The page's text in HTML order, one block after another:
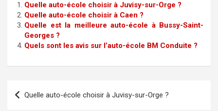
Quelle auto-école choisir à Juvisy-sur-Orge ?
Quelle auto-école choisir à Caen ?
Quelle est la meilleure auto-école à Bussy-Saint-
Georges ?
Quels sont les avis sur l’auto-école BM Conduite ?
Navigation
de
Quelle auto-école choisir à Juvisy-sur-Orge ?